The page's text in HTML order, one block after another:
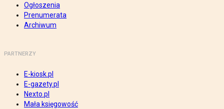
Ogłoszenia
Prenumerata
Archiwum
PARTNERZY
E-kiosk.pl
E-gazety.pl
Nexto.pl
Mała księgowość